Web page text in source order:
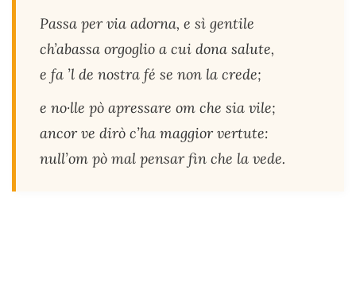
Passa per via adorna, e sì gentile
ch’abassa orgoglio a cui dona salute,
e fa ’l de nostra fé se non la crede;
e no·lle pò apressare om che sia vile;
ancor ve dirò c’ha maggior vertute:
null’om pò mal pensar fin che la vede.